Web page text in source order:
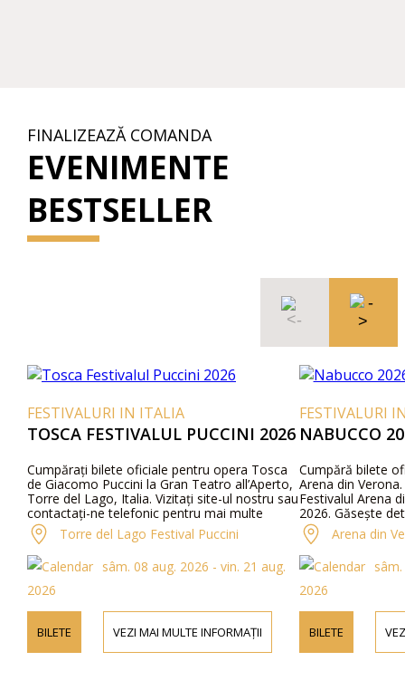
FINALIZEAZĂ COMANDA
EVENIMENTE
BESTSELLER
FESTIVALURI IN ITALIA
TOSCA FESTIVALUL PUCCINI 2026
Cumpărați bilete oficiale pentru opera Tosca
de Giacomo Puccini la Gran Teatro all’Aperto,
Torre del Lago, Italia. Vizitați site-ul nostru sau
contactați-ne telefonic pentru mai multe
informații despre artiști, detalii ale
programului și prețurile biletelor.
Torre del Lago Festival Puccini
sâm. 08 aug. 2026 - vin. 21 aug.
2026
BILETE VEZI MAI MULTE INFORMAȚII
FESTIVALURI
NABUCCO
Cumpără bilete
Arena din
Festivalul Arena
2026. Găsește
program și
Arena din
2026
BILETE